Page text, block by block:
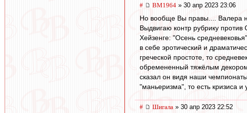
# BM1964 » 30 апр 2023 23:06
Но вообще Вы правы.... Валера
Выдвигаю контр рубрику против
Хейзенге: "Осень
в себе эротический и
греческой простоте, то
обремененный тяжёлым
сказал он видя наши
"маньеризма", то есть кризиса и
# Шигала » 30 апр 2023 22:52